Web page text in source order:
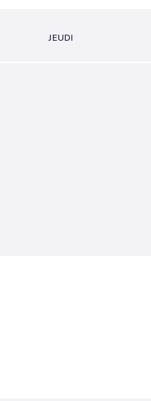
JEUDI